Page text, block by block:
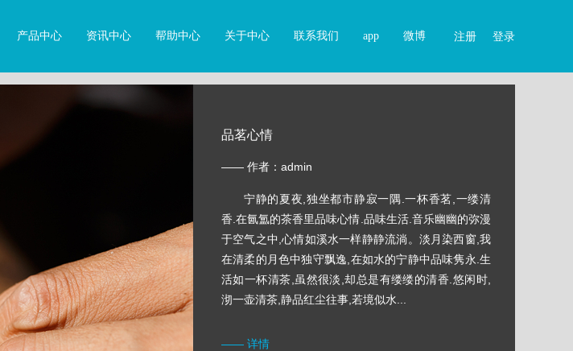
注册 登录
产品中心 资讯中心 帮助中心 关于中心 联系我们 app 微博
品茗心情
—— 作者：admin
宁静的夏夜,独坐都市静寂一隅.一杯香茗,一缕清
香.在氤氲的茶香里品味心情.品味生活.音乐幽幽的弥漫
于空气之中,心情如溪水一样静静流淌。淡月染西窗,我
在清柔的月色中独守飘逸,在如水的宁静中品味隽永.生
活如一杯清茶,虽然很淡,却总是有缕缕的清香.悠闲时,
沏一壶清茶,静品红尘往事,若境似水...
—— 详情